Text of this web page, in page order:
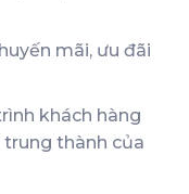
mãi, ưu đãi
khách hàng
thành của